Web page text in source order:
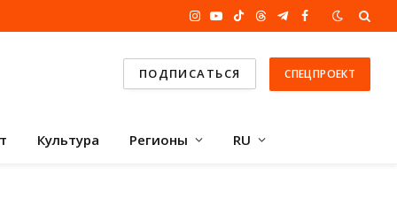
Instagram
YouTube
TikTokThreadsTelegram
Facebook
ПОДПИСАТЬСЯ СПЕЦПРОЕКТ
Культура Регионы RU